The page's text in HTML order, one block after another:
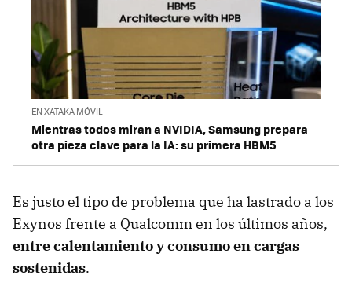
EN XATAKA MÓVIL
Mientras todos miran a NVIDIA, Samsung prepara
otra pieza clave para la IA: su primera HBM5
Es justo el tipo de problema que ha lastrado a los
Exynos frente a Qualcomm en los últimos años,
entre calentamiento y consumo en cargas
sostenidas.